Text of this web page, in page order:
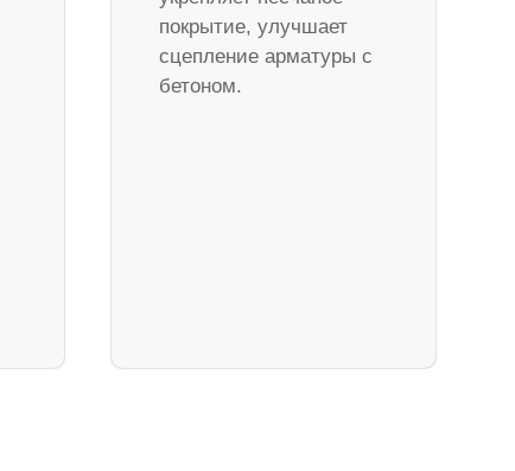
покрытие, улучшает
сцепление арматуры с
бетоном.